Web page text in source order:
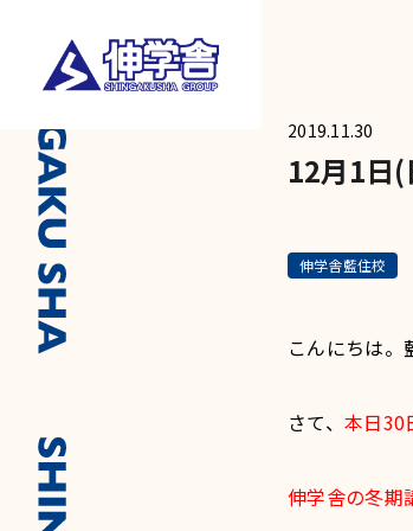
2019.11.30
12月1日
伸学舎藍住校
こんにちは。
さて、 本日30
伸学舎の冬期